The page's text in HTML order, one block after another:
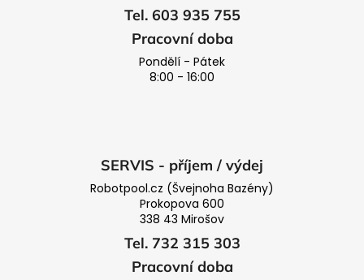
Tel. 603 935 755
Pracovní doba
Pondělí - Pátek
8:00 - 16:00
SERVIS - příjem / výdej
Robotpool.cz (Švejnoha Bazény)
Prokopova 600
338 43 Mirošov
Tel. 732 315 303
Pracovní doba